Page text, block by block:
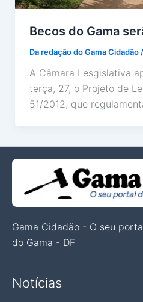
Becos do Gama
Da redação do Gama Cidadão/
A Câmara Lesgislativa
terça, 27, o Projeto de
51/2012, que
Gama Cidadão - O seu
do Gama - DF
Notícias